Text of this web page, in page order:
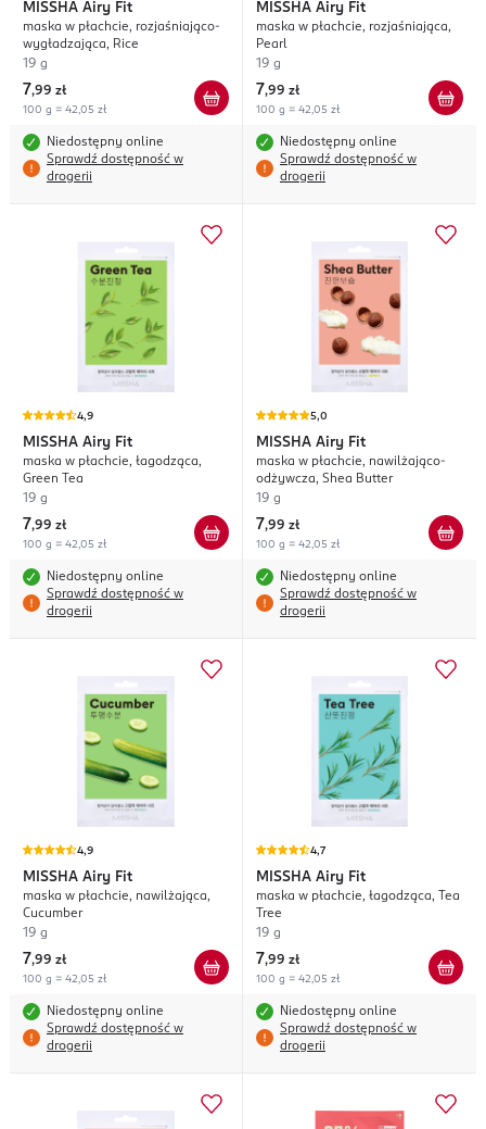
MISSHA Airy Fit
maska w płachcie, rozjaśniająco-
wygładzająca, Rice
19 g
7,99 zł
100 g = 42,05 zł
Niedostępny online
Sprawdź dostępność w
drogerii
MISSHA Airy Fit
maska w płachcie, rozjaśniająca,
Pearl
19 g
7,99 zł
100 g = 42,05 zł
Niedostępny online
Sprawdź dostępność w
drogerii
4,9
MISSHA Airy Fit
maska w płachcie, łagodząca,
Green Tea
19 g
7,99 zł
100 g = 42,05 zł
Niedostępny online
Sprawdź dostępność w
drogerii
5,0
MISSHA Airy Fit
maska w płachcie, nawilżająco-
odżywcza, Shea Butter
19 g
7,99 zł
100 g = 42,05 zł
Niedostępny online
Sprawdź dostępność w
drogerii
4,9
MISSHA Airy Fit
maska w płachcie, nawilżająca,
Cucumber
19 g
7,99 zł
100 g = 42,05 zł
Niedostępny online
Sprawdź dostępność w
drogerii
4,7
MISSHA Airy Fit
maska w płachcie, łagodząca, Tea
Tree
19 g
7,99 zł
100 g = 42,05 zł
Niedostępny online
Sprawdź dostępność w
drogerii